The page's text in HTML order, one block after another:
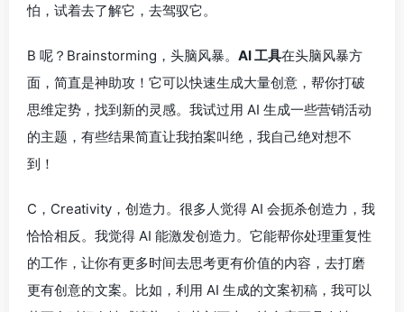
怕，试着去了解它，去驾驭它。
B 呢？Brainstorming，头脑风暴。 AI 工具在头脑风暴方
面，简直是神助攻！它可以快速生成大量创意，帮你打破
思维定势，找到新的灵感。我试过用 AI 生成一些营销活动
的主题，有些结果简直让我拍案叫绝，我自己绝对想不
到！
C，Creativity，创造力。很多人觉得 AI 会扼杀创造力，我
恰恰相反。我觉得 AI 能激发创造力。它能帮你处理重复性
的工作，让你有更多时间去思考更有价值的内容，去打磨
更有创意的文案。比如，利用 AI 生成的文案初稿，我可以